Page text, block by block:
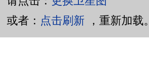
或者： 点击刷新 ，重新加载。